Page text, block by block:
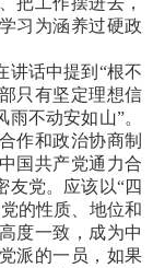
习为涵养过硬政
讲话中提到“根不
只有坚定理想信
不动安如山”。
作和政治协商制
国共产党通力合
友党。应该以“四
的性质、地位和
度一致，成为中
派的一员，如果